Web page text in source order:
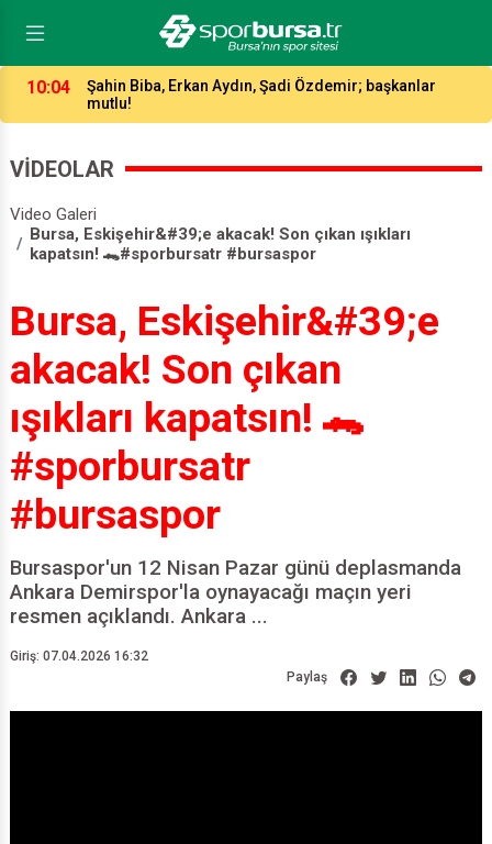
04:49 “Bermuda Şeytan Üçgeni” ve en güçlü mesaj!
VİDEOLAR
Video Galeri
Bursa, Eskişehir&#39;e akacak! Son çıkan ışıkları
kapatsın! 🐊#sporbursatr #bursaspor
Bursa, Eskişehir&#39;e
akacak! Son çıkan
ışıkları kapatsın! 🐊
#sporbursatr
#bursaspor
Bursaspor'un 12 Nisan Pazar günü deplasmanda
Ankara Demirspor'la oynayacağı maçın yeri
resmen açıklandı. Ankara ...
Giriş: 07.04.2026 16:32
Paylaş